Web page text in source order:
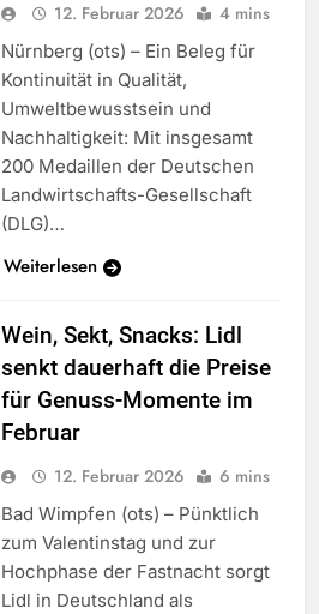
12. Februar 2026 4 mins
Nürnberg (ots) – Ein Beleg für
Kontinuität in Qualität,
Umweltbewusstsein und
Nachhaltigkeit: Mit insgesamt
200 Medaillen der Deutschen
Landwirtschafts-Gesellschaft
(DLG)…
Weiterlesen
Wein, Sekt, Snacks: Lidl
senkt dauerhaft die Preise
für Genuss-Momente im
Februar
12. Februar 2026 6 mins
Bad Wimpfen (ots) – Pünktlich
zum Valentinstag und zur
Hochphase der Fastnacht sorgt
Lidl in Deutschland als